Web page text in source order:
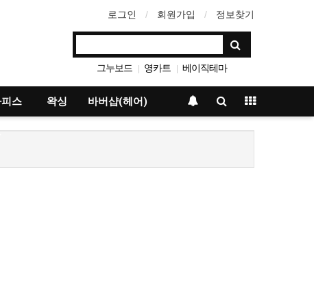
로그인 회원가입 정보찾기
그누보드 영카트 베이직테마
| 아미나빌더
스 왁싱 바버샵(헤어)